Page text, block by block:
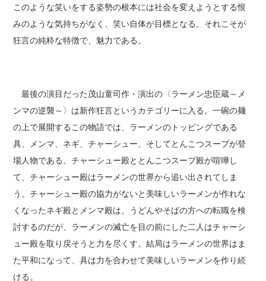
このような笑いをする姿勢の根本には社会を変えようとする恨
みのような気持ちがなく、笑い自体が目標となる。それこそが
狂言の純粋な特徴で、魅力である。
最後の演目だった茂山童司作・演出の〈ラーメン忠臣蔵～メ
ンマの逆襲～〉は新作狂言というカテゴリーに入る。一碗の麺
の上で展開するこの物語では、ラーメンのトッピングである
具、メンマ、ネギ、チャーシュー、そしてとんこつスープが登
場人物である。チャーシュー殿ととんこつスープ殿が喧嘩し
て、チャーシュー殿はラーメンの世界から追い出されてしま
う。チャーシュー殿の協力がないと美味しいラーメンが作れな
くなったネギ殿とメンマ殿は、うどんやそばの方への転職を検
討するのだが、ラーメンの滅亡を目の前にした二人はチャーシ
ュー殿を取り戻そうと力を尽くす。結局はラーメンの世界はま
た平和になって、具は力を合わせて美味しいラーメンを作り続
ける。